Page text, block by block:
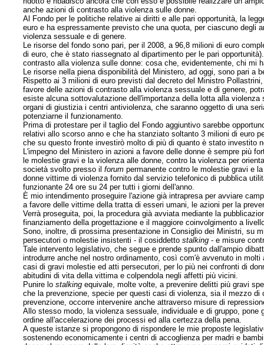
anche azioni di contrasto alla violenza sulle donne.
Al Fondo per le politiche relative ai diritti e alle pari opportunità, la
euro e ha espressamente previsto che una quota, per ciascuno degli
violenza sessuale e di genere.
Le risorse del fondo sono pari, per il 2008, a 96,8 milioni di euro
di euro, che è stato riassegnato al dipartimento per le pari
contrasto alla violenza sulle donne: cosa che, evidentemente, chi mi
Le risorse nella piena disponibilità del Ministero, ad oggi, sono pari a
Rispetto ai 3 milioni di euro previsti dal decreto del Ministro
favore delle azioni di contrasto alla violenza sessuale e di genere,
esiste alcuna sottovalutazione dell'importanza della lotta alla
organi di giustizia i centri antiviolenza, che saranno oggetto di una
potenziarne il funzionamento.
Prima di protestare per il taglio del Fondo aggiuntivo sarebbe
relativi allo scorso anno e che ha stanziato soltanto 3 milioni di euro
che su questo fronte investirò molto di più di quanto è stato investito
L'impegno del Ministero in azioni a favore delle donne è sempre più
le molestie gravi e la violenza alle donne, contro la violenza per
società svolto presso ilforum permanente contro le molestie gravi e
donne vittime di violenza fornito dal servizio telefonico di pubblica
funzionante 24 ore su 24 per tutti i giorni dell'anno.
È mio intendimento proseguire l'azione già intrapresa per avviare
a favore delle vittime della tratta di esseri umani, le azioni per la
Verrà proseguita, poi, la procedura già avviata mediante la
finanziamento della progettazione e il maggiore coinvolgimento a
Sono, inoltre, di prossima presentazione in Consiglio dei Ministri, su
persecutori o molestie insistenti - il cosiddettostalking - e misure
Tale intervento legislativo, che segue e prende spunto dall'ampio
introdurre anche nel nostro ordinamento, così com'è avvenuto in
casi di gravi molestie ed atti persecutori, per lo più nei confronti di
abitudini di vita della vittima e colpendola negli affetti più vicini.
Punire lostalking equivale, molte volte, a prevenire delitti più gravi
che la prevenzione, specie per questi casi di violenza, sia il mezzo
prevenzione, occorre intervenire anche attraverso misure di
Allo stesso modo, la violenza sessuale, individuale e di gruppo, pone
ordine all'accelerazione dei processi ed alla certezza della pena.
A queste istanze si propongono di rispondere le mie proposte
sostenendo economicamente i centri di accoglienza per madri e